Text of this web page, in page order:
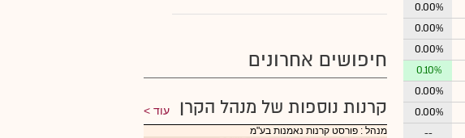
0.00%
0.00%
0.00%
0.10%
0.00%
0.00%
--
חיפושים אחרונים
קרנות נוספות של מנהל הקרן עוד
מנהל : פורסט קרנות נאמנות בע"מ